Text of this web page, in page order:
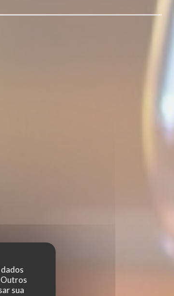
Outros
sua